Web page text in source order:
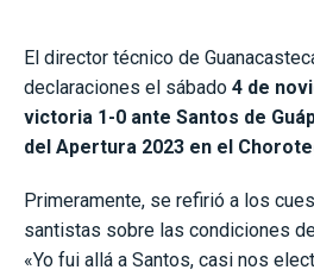
El director técnico de
declaraciones el sábado 4 de
victoria 1-0 ante Santos de
del Apertura 2023 en el
Primeramente, se refirió a los
santistas sobre las condiciones
«Yo fui allá a Santos, casi nos